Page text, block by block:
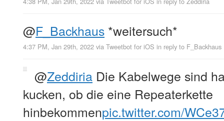
@F_Backhaus *weitersuch*
4:37 PM, Jan 29th, 2022 via Tweetbot for iΟS in reply to F_Backhaus
@Zeddiria Die Kabelwege sind
kucken, ob die eine Repeaterkette
hinbekommenpic.twitter.com/